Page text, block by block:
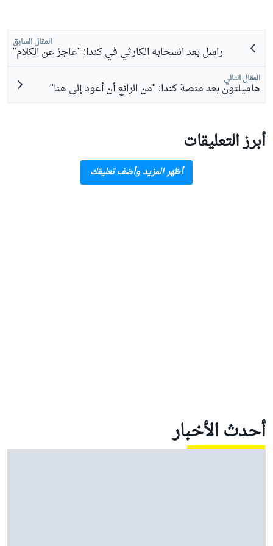
المقال السابق
راسل بعد انسحابه الكارثي في كندا: "عاجز عن الكلام"
المقال التالي
هاميلتون بعد منصة كندا: "من الرائع أن أعود إلى هنا"
أبرز التعليقات
أظهر المزيد وأضف تعليقك
أحدث الأخبار